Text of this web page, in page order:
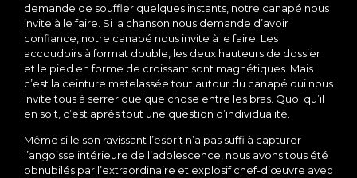
demande de souffler quelques instants, notre canapé nous
invite à le faire. Si la chanson nous demande d’avoir
confiance, notre canapé nous invite à le faire. Les
accoudoirs à format double, les deux hauteurs de dossier
et le pied en forme de croissant sont magnétiques. Mais
c’est la ceinture matelassée tout autour du canapé qui nous
invite tous à serrer quelque chose entre les bras. Quoi qu’il
en soit, c’est après tout une question d’individualité.
Même si le son ravissant l’esprit n’a pas suffi à capturer
l’angoisse intérieure de l’adolescence, nous avons tous été
obnubilés par l’extraordinaire et explosif chef-d’œuvre avec